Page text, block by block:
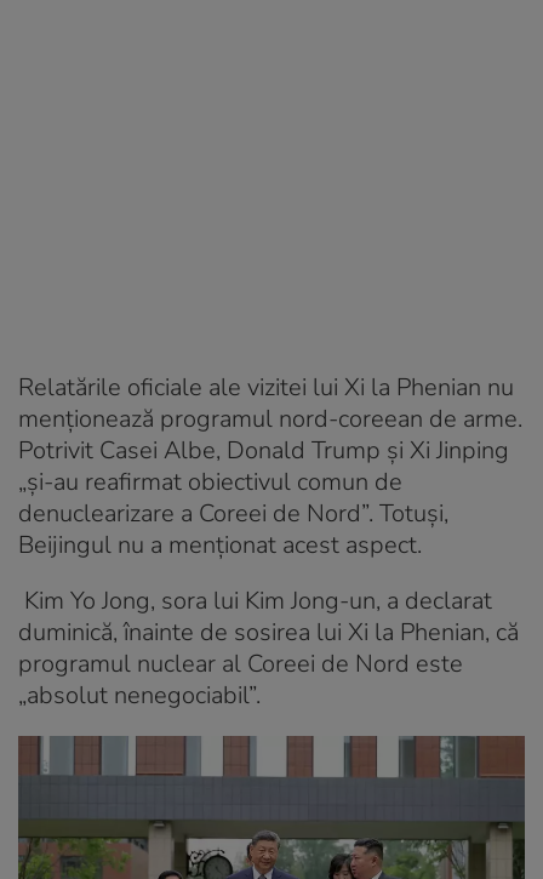
Relatările oficiale ale vizitei lui Xi la Phenian nu
menționează programul nord-coreean de arme.
Potrivit Casei Albe, Donald Trump și Xi Jinping
„și-au reafirmat obiectivul comun de
denuclearizare a Coreei de Nord”. Totuși,
Beijingul nu a menționat acest aspect.
Kim Yo Jong, sora lui Kim Jong-un, a declarat
duminică, înainte de sosirea lui Xi la Phenian, că
programul nuclear al Coreei de Nord este
„absolut nenegociabil”.